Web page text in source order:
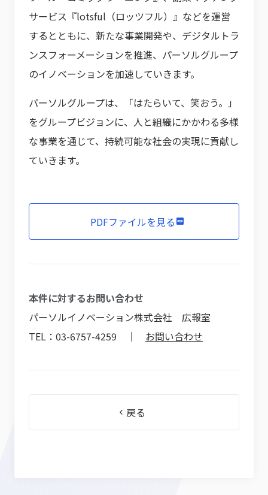
サービス『lotsful（ロッツフル）』などを運営
するとともに、新たな事業開発や、デジタルトラ
ンスフォーメーションを推進、パーソルグループ
のイノベーションを加速していきます。
パーソルグループは、「はたらいて、笑おう。」
をグループビジョンに、人と組織にかかわる多様
な事業を通じて、持続可能な社会の実現に貢献し
ていきます。
PDFファイルを見る
本件に対するお問い合わせ
パーソルイノベーション株式会社 広報室
TEL：03-6757-4259 ｜ お問い合わせ
戻る